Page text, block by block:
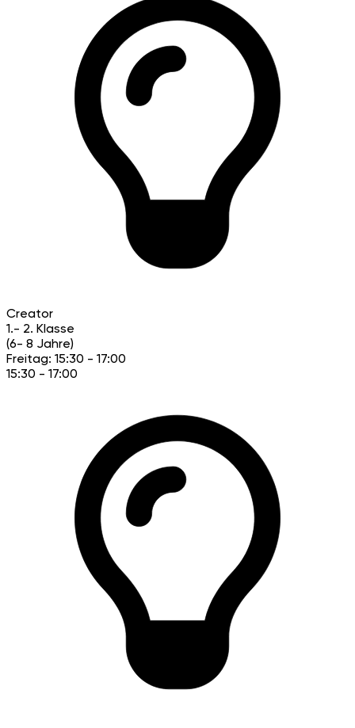
Creator
1.- 2. Klasse
(6- 8 Jahre)
Freitag: 15:30 - 17:00
15:30 - 17:00